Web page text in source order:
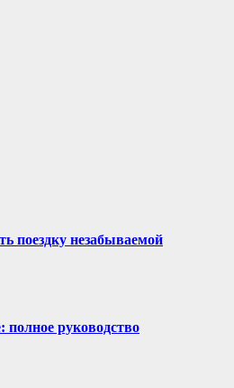
поездку незабываемой
полное руководство